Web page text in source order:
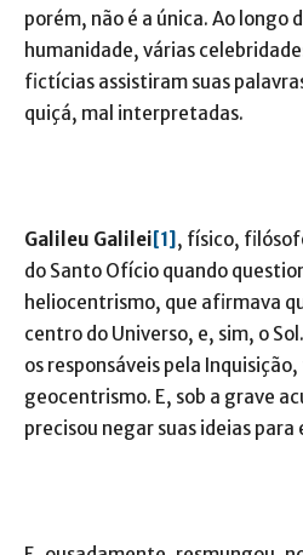
porém, não é a única. Ao longo
humanidade, várias
fictícias assistiram suas
quiçá, mal interpretadas.
Galileu Galilei[1], físico,
do Santo Ofício quando
heliocentrismo, que afirmava
centro do Universo, e, sim, o
os responsáveis pela
geocentrismo. E, sob a grave
precisou negar suas ideias